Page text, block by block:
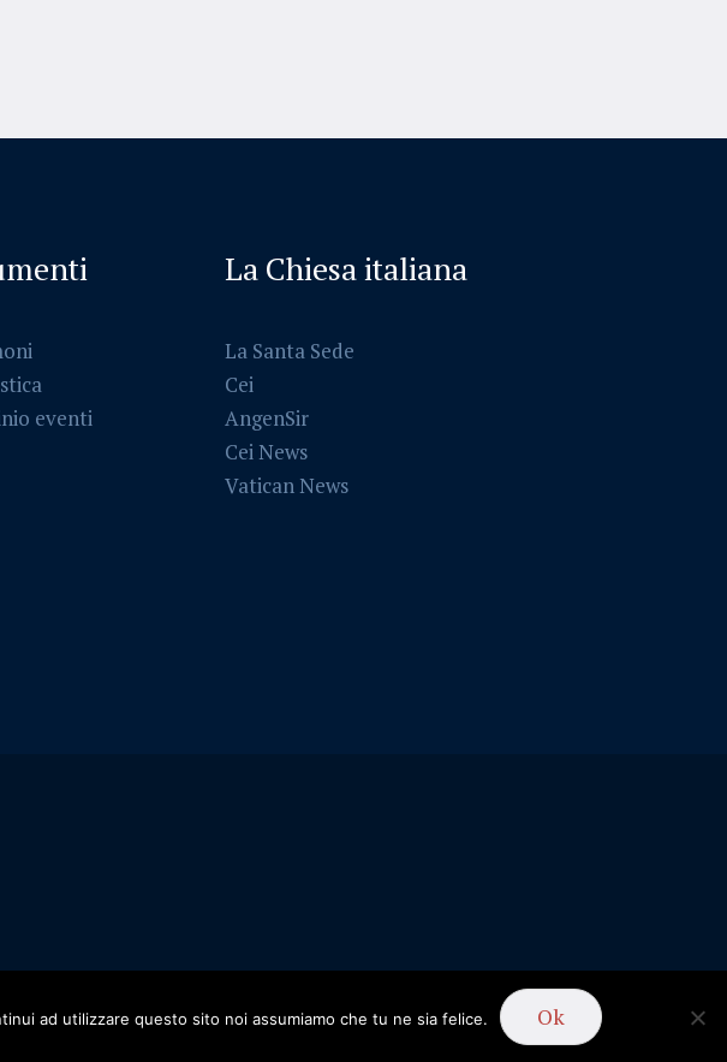
eventi
La Chiesa italiana
La Santa Sede
Cei
AngenSir
Cei News
Vatican News
- 2019
ad utilizzare questo sito noi assumiamo che tu ne sia felice. Ok